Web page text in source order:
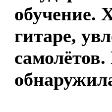
обучение.
гитаре,